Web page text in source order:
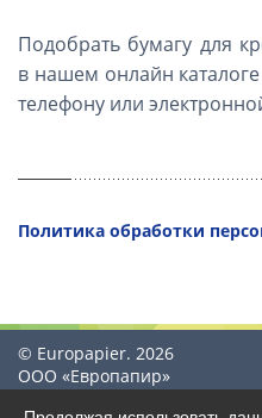
Подобрать бумагу для
в нашем онлайн
телефону или
Политика обработки
© Europapier. 2026
ООО «Европапир»